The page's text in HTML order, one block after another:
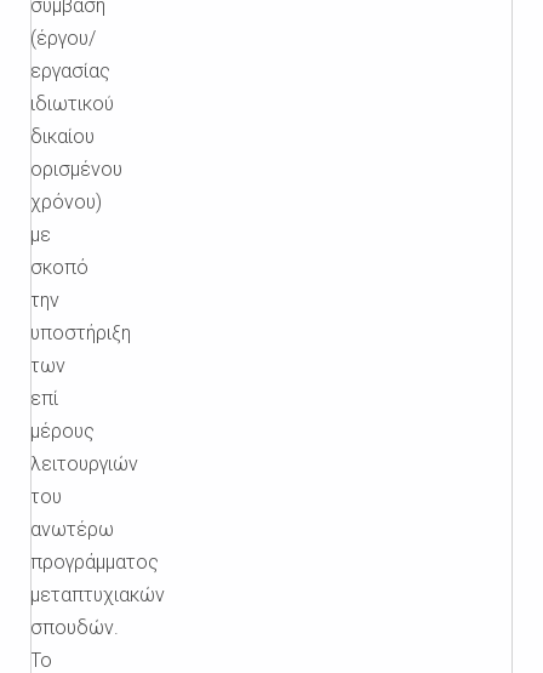
σύμβαση
(έργου/
εργασίας
ιδιωτικού
δικαίου
ορισμένου
χρόνου)
με
σκοπό
την
υποστήριξη
των
επί
μέρους
λειτουργιών
του
ανωτέρω
προγράμματος
μεταπτυχιακών
σπουδών.
Το